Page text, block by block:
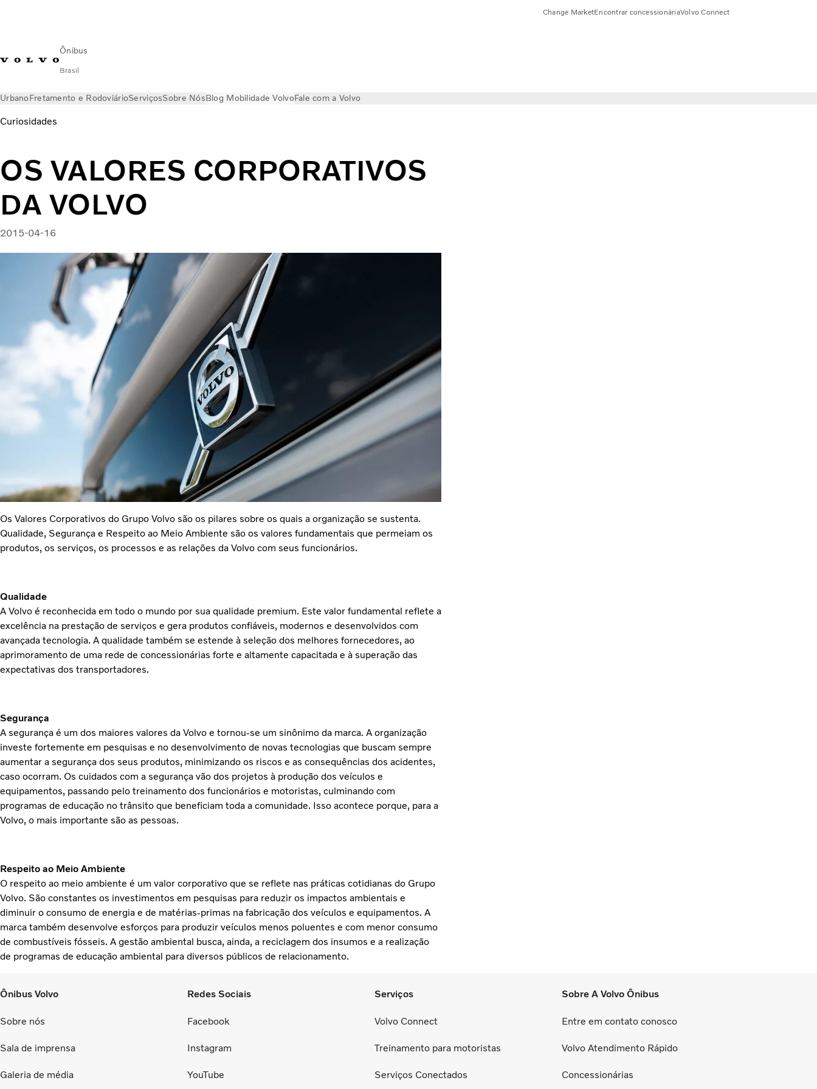
Ônibus
Brasil
Change MarketEncontrar concessionáriaVolvo Connect
UrbanoFretamento e RodoviárioServiçosSobre NósBlog Mobilidade VolvoFale com a Volvo
Curiosidades
OS VALORES CORPORATIVOS
DA VOLVO
2015-04-16
Os Valores Corporativos do Grupo Volvo são os pilares sobre os quais a organização se sustenta.
Qualidade, Segurança e Respeito ao Meio Ambiente são os valores fundamentais que permeiam os
produtos, os serviços, os processos e as relações da Volvo com seus funcionários.
Qualidade
A Volvo é reconhecida em todo o mundo por sua qualidade premium. Este valor fundamental reflete a
excelência na prestação de serviços e gera produtos confiáveis, modernos e desenvolvidos com
avançada tecnologia. A qualidade também se estende à seleção dos melhores fornecedores, ao
aprimoramento de uma rede de concessionárias forte e altamente capacitada e à superação das
expectativas dos transportadores.
Segurança
A segurança é um dos maiores valores da Volvo e tornou-se um sinônimo da marca. A organização
investe fortemente em pesquisas e no desenvolvimento de novas tecnologias que buscam sempre
aumentar a segurança dos seus produtos, minimizando os riscos e as consequências dos acidentes,
caso ocorram. Os cuidados com a segurança vão dos projetos à produção dos veículos e
equipamentos, passando pelo treinamento dos funcionários e motoristas, culminando com
programas de educação no trânsito que beneficiam toda a comunidade. Isso acontece porque, para a
Volvo, o mais importante são as pessoas.
Respeito ao Meio Ambiente
O respeito ao meio ambiente é um valor corporativo que se reflete nas práticas cotidianas do Grupo
Volvo. São constantes os investimentos em pesquisas para reduzir os impactos ambientais e
diminuir o consumo de energia e de matérias-primas na fabricação dos veículos e equipamentos. A
marca também desenvolve esforços para produzir veículos menos poluentes e com menor consumo
de combustíveis fósseis. A gestão ambiental busca, ainda, a reciclagem dos insumos e a realização
de programas de educação ambiental para diversos públicos de relacionamento.
Ônibus Volvo
Sobre nós
Sala de imprensa
Galeria de média
Redes Sociais
Facebook
Instagram
YouTube
Serviços
Volvo Connect
Treinamento para motoristas
Serviços Conectados
Sobre A Volvo Ônibus
Entre em contato conosco
Volvo Atendimento Rápido
Concessionárias